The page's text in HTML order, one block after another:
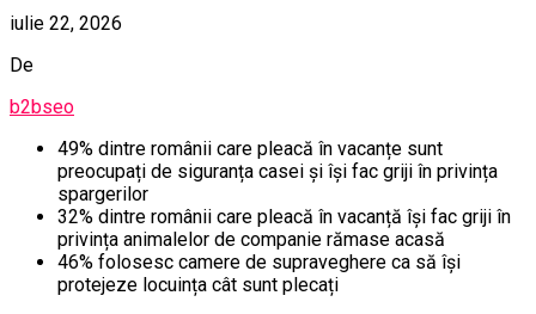
iulie 22, 2026
De
b2bseo
49% dintre românii care pleacă în vacanțe sunt
preocupați de siguranța casei și își fac griji în privința
spargerilor
32% dintre românii care pleacă în vacanță își fac griji în
privința animalelor de companie rămase acasă
46% folosesc camere de supraveghere ca să își
protejeze locuința cât sunt plecați